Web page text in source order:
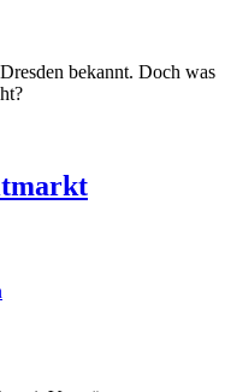
bekannt. Doch was